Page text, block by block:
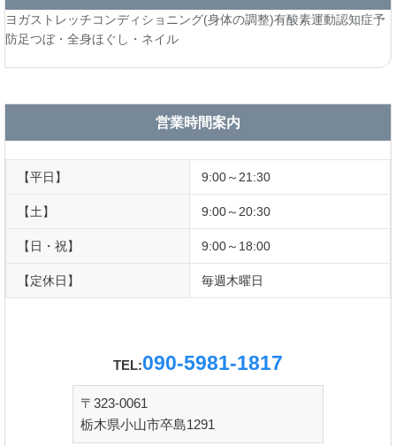
ヨガストレッチコンディショニング(身体の調整)有酸素運動認知症予
防足つぼ・全身ほぐし・ネイル
営業時間案内
【平日】 9:00～21:30
【土】 9:00～20:30
【日・祝】 9:00～18:00
【定休日】 毎週木曜日
TEL:090-5981-1817
〒323-0061
栃木県小山市卒島1291